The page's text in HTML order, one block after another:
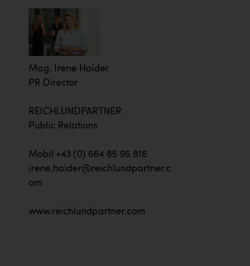
Mag. Irene Haider
PR Director
REICHLUNDPARTNER
Public Relations
Mobil +43 (0) 664 85 95 816
irene.haider@reichlundpartner.c
om
www.reichlundpartner.com